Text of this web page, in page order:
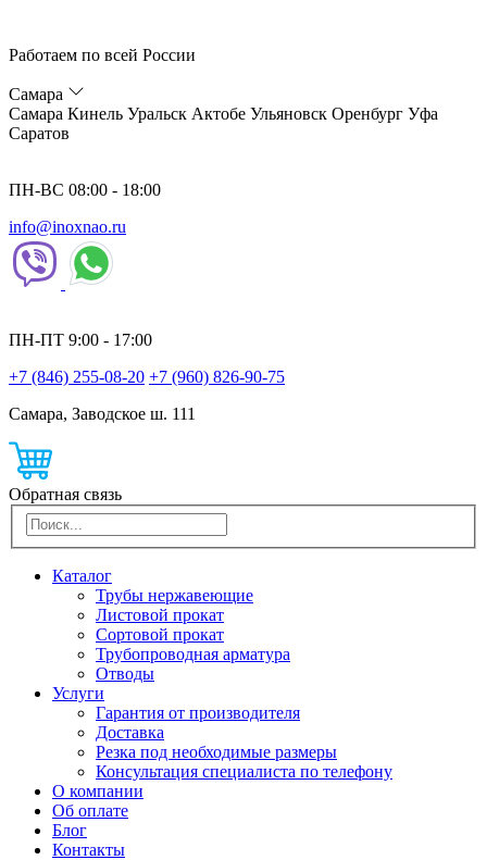
Работаем по всей России
Самара
Самара Кинель Уральск Актобе Ульяновск Оренбург Уфа
Саратов
ПН-ВС 08:00 - 18:00
info@inoxnao.ru
ПН-ПТ 9:00 - 17:00
+7 (846) 255-08-20 +7 (960) 826-90-75
Самара, Заводское ш. 111
Обратная связь
Каталог
Трубы нержавеющие
Листовой прокат
Сортовой прокат
Трубопроводная арматура
Отводы
Услуги
Гарантия от производителя
Доставка
Резка под необходимые размеры
Консультация специалиста по телефону
О компании
Об оплате
Блог
Контакты